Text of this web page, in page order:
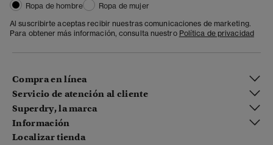
Ropa de hombre
Ropa de mujer
Al suscribirte aceptas recibir nuestras comunicaciones de marketing.
Para obtener más información, consulta nuestro Política de privacidad
Compra en línea
Servicio de atención al cliente
Superdry, la marca
Información
Localizar tienda